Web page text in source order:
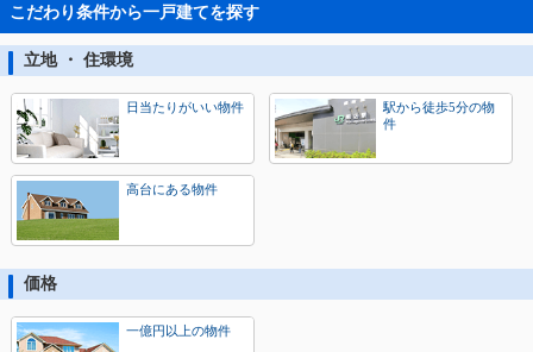
こだわり条件から一戸建てを探す
立地 ・ 住環境
日当たりがいい物件
駅から徒歩5分の物
件
高台にある物件
価格
一億円以上の物件